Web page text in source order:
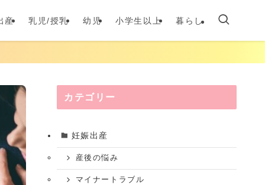
産 乳児/授乳 幼児 小学生以上 暮らし
カテゴリー
妊娠出産
産後の悩み
マイナートラブル